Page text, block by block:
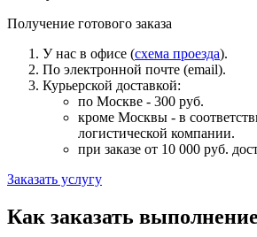
Получение готового заказа
У нас в офисе (схема проезда).
По электронной почте (email).
Курьерской доставкой:
по Москве - 300 руб.
кроме Москвы - в
логистической компании.
при заказе от 10 000 руб.
Заказать услугу
Как заказать